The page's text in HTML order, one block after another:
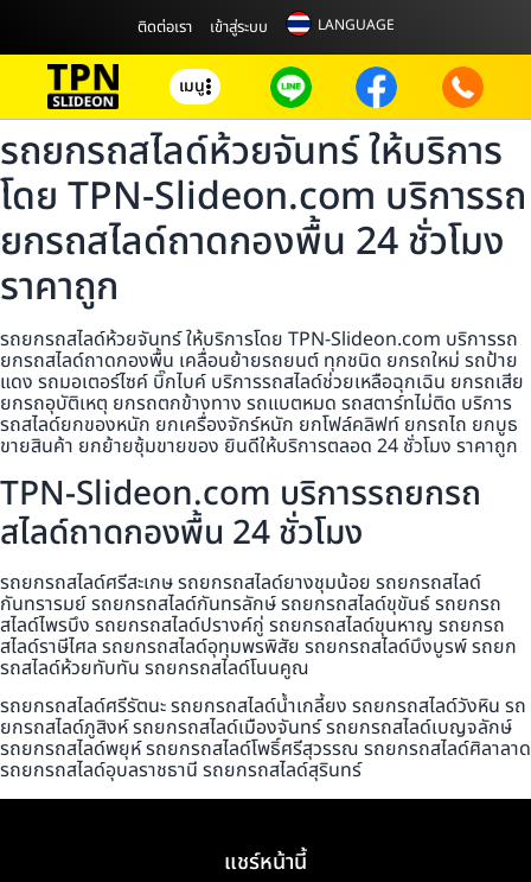
ติดต่อเรา เข้าสู่ระบบ LANGUAGE
เมนู
รถยกรถสไลด์ห้วยจันทร์ ให้บริการ
โดย TPN-Slideon.com บริการรถ
ยกรถสไลด์ถาดกองพื้น 24 ชั่วโมง
ราคาถูก
รถยกรถสไลด์ห้วยจันทร์ ให้บริการโดย TPN-Slideon.com บริการรถ
ยกรถสไลด์ถาดกองพื้น เคลื่อนย้ายรถยนต์ ทุกชนิด ยกรถใหม่ รถป้าย
แดง รถมอเตอร์ไซค์ บิ๊กไบค์ บริการรถสไลด์ช่วยเหลือฉุกเฉิน ยกรถเสีย
ยกรถอุบัติเหตุ ยกรถตกข้างทาง รถแบตหมด รถสตาร์ทไม่ติด บริการ
รถสไลด์ยกของหนัก ยกเครื่องจักร์หนัก ยกโฟล์คลิฟท์ ยกรถไถ ยกบูธ
ขายสินค้า ยกย้ายซุ้มขายของ ยินดีให้บริการตลอด 24 ชั่วโมง ราคาถูก
TPN-Slideon.com บริการรถยกรถ
สไลด์ถาดกองพื้น 24 ชั่วโมง
รถยกรถสไลด์ศรีสะเกษ รถยกรถสไลด์ยางชุมน้อย รถยกรถสไลด์
กันทรารมย์ รถยกรถสไลด์กันทรลักษ์ รถยกรถสไลด์ขุขันธ์ รถยกรถ
สไลด์ไพรบึง รถยกรถสไลด์ปรางค์กู่ รถยกรถสไลด์ขุนหาญ รถยกรถ
สไลด์ราษีไศล รถยกรถสไลด์อุทุมพรพิสัย รถยกรถสไลด์บึงบูรพ์ รถยก
รถสไลด์ห้วยทับทัน รถยกรถสไลด์โนนคูณ
รถยกรถสไลด์ศรีรัตนะ รถยกรถสไลด์น้ำเกลี้ยง รถยกรถสไลด์วังหิน รถ
ยกรถสไลด์ภูสิงห์ รถยกรถสไลด์เมืองจันทร์ รถยกรถสไลด์เบญจลักษ์
รถยกรถสไลด์พยุห์ รถยกรถสไลด์โพธิ์ศรีสุวรรณ รถยกรถสไลด์ศิลาลาด
รถยกรถสไลด์อุบลราชธานี รถยกรถสไลด์สุรินทร์
แชร์หน้านี้